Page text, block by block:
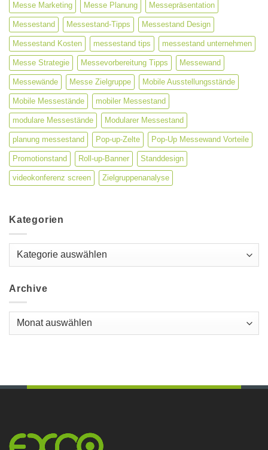
Messe Marketing Messe Planung Messepräsentation
Messestand Messestand-Tipps Messestand Design
Messestand Kosten messestand tips messestand unternehmen
Messe Strategie Messevorbereitung Tipps Messewand
Messewände Messe Zielgruppe Mobile Ausstellungsstände
Mobile Messestände mobiler Messestand
modulare Messestände Modularer Messestand
planung messestand Pop-up-Zelte Pop-Up Messewand Vorteile
Promotionstand Roll-up-Banner Standdesign
videokonferenz screen Zielgruppenanalyse
Kategorien
Kategorien
Archive
Archive